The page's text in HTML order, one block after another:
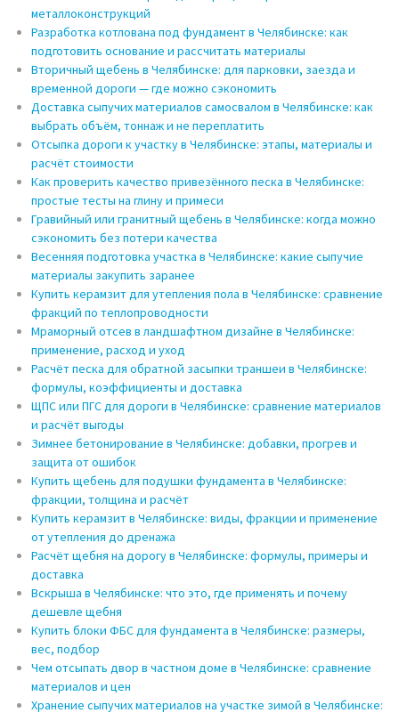
металлоконструкций
Разработка котлована под фундамент в Челябинске: как
подготовить основание и рассчитать материалы
Вторичный щебень в Челябинске: для парковки, заезда и
временной дороги — где можно сэкономить
Доставка сыпучих материалов самосвалом в Челябинске: как
выбрать объём, тоннаж и не переплатить
Отсыпка дороги к участку в Челябинске: этапы, материалы и
расчёт стоимости
Как проверить качество привезённого песка в Челябинске:
простые тесты на глину и примеси
Гравийный или гранитный щебень в Челябинске: когда можно
сэкономить без потери качества
Весенняя подготовка участка в Челябинске: какие сыпучие
материалы закупить заранее
Купить керамзит для утепления пола в Челябинске: сравнение
фракций по теплопроводности
Мраморный отсев в ландшафтном дизайне в Челябинске:
применение, расход и уход
Расчёт песка для обратной засыпки траншеи в Челябинске:
формулы, коэффициенты и доставка
ЩПС или ПГС для дороги в Челябинске: сравнение материалов
и расчёт выгоды
Зимнее бетонирование в Челябинске: добавки, прогрев и
защита от ошибок
Купить щебень для подушки фундамента в Челябинске:
фракции, толщина и расчёт
Купить керамзит в Челябинске: виды, фракции и применение
от утепления до дренажа
Расчёт щебня на дорогу в Челябинске: формулы, примеры и
доставка
Вскрыша в Челябинске: что это, где применять и почему
дешевле щебня
Купить блоки ФБС для фундамента в Челябинске: размеры,
вес, подбор
Чем отсыпать двор в частном доме в Челябинске: сравнение
материалов и цен
Хранение сыпучих материалов на участке зимой в Челябинске: